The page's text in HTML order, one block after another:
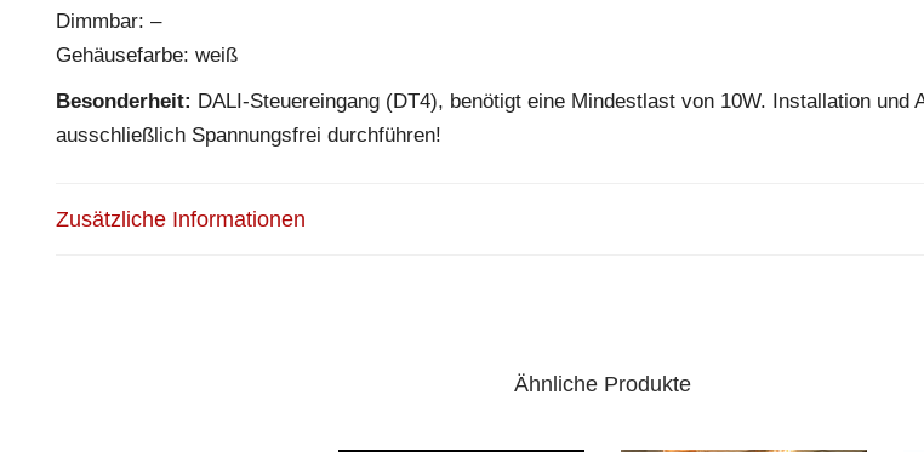
Dimmbar: –
Gehäusefarbe: weiß
Besonderheit: DALI-Steuereingang (DT4), benötigt eine Mindestlast von 10W. Installation und
ausschließlich Spannungsfrei durchführen!
Zusätzliche Informationen
Ähnliche Produkte